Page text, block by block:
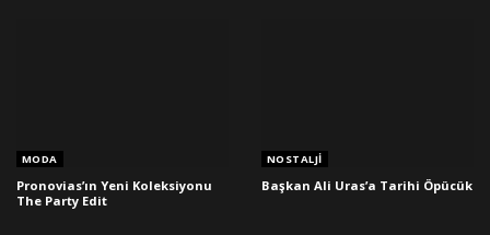
MODA
Pronovias’ın Yeni Koleksiyonu
The Party Edit
NOSTALJI
Başkan Ali Uras’a Tarihi Öpücük